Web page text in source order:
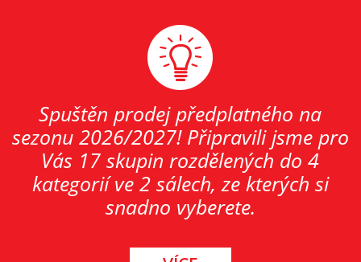
Spuštěn prodej předplatného na
sezonu 2026/2027! Připravili jsme pro
Vás 17 skupin rozdělených do 4
kategorií ve 2 sálech, ze kterých si
snadno vyberete.